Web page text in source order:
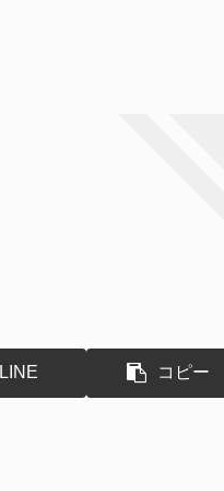
LINE コピー